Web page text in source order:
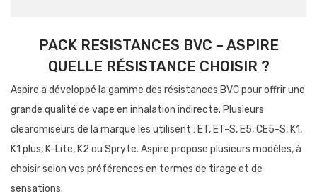
PACK RESISTANCES BVC – ASPIRE
QUELLE RÉSISTANCE CHOISIR ?
Aspire a développé la gamme des résistances BVC pour offrir une
grande qualité de vape en inhalation indirecte. Plusieurs
clearomiseurs de la marque les utilisent : ET, ET-S, E5, CE5-S, K1,
K1 plus, K-Lite, K2 ou Spryte. Aspire propose plusieurs modèles, à
choisir selon vos préférences en termes de tirage et de
sensations.